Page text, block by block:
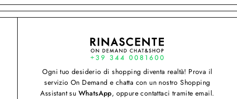
Ogni tuo desiderio di shopping diventa realtà! Prova il
servizio On Demand e chatta con un nostro Shopping
Assistant su WhatsApp, oppure contattaci tramite email.